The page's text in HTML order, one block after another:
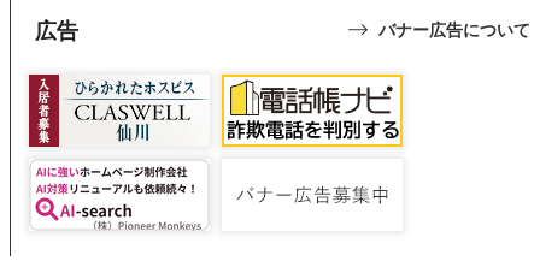
広告 バナー広告について